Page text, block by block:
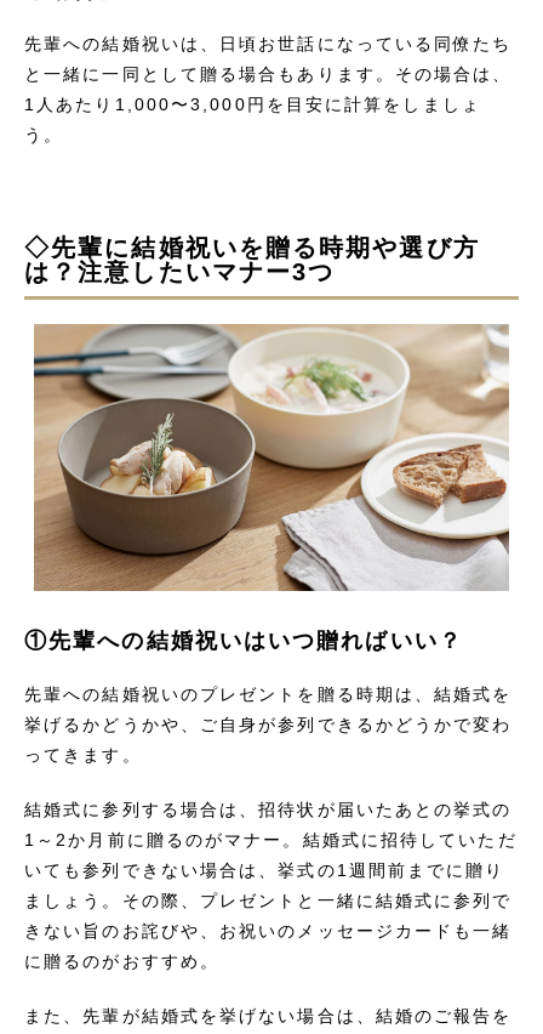
先輩への結婚祝いは、日頃お世話になっている同僚たち
と一緒に一同として贈る場合もあります。その場合は、
1人あたり1,000〜3,000円を目安に計算をしましょ
う。
◇先輩に結婚祝いを贈る時期や選び方
は？注意したいマナー3つ
①先輩への結婚祝いはいつ贈ればいい？
先輩への結婚祝いのプレゼントを贈る時期は、結婚式を
挙げるかどうかや、ご自身が参列できるかどうかで変わ
ってきます。
結婚式に参列する場合は、招待状が届いたあとの挙式の
1～2か月前に贈るのがマナー。結婚式に招待していただ
いても参列できない場合は、挙式の1週間前までに贈り
ましょう。その際、プレゼントと一緒に結婚式に参列で
きない旨のお詫びや、お祝いのメッセージカードも一緒
に贈るのがおすすめ。
また、先輩が結婚式を挙げない場合は、結婚のご報告を